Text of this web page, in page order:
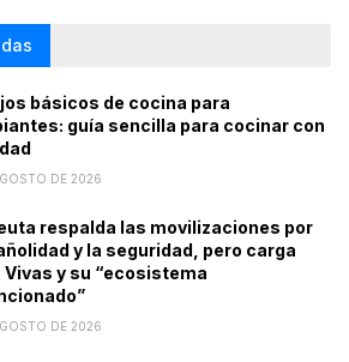
básicos de cocina para
guía sencilla para cocinar con
DE 2026
respalda las movilizaciones por
y la seguridad, pero carga
y su “ecosistema
DE 2026